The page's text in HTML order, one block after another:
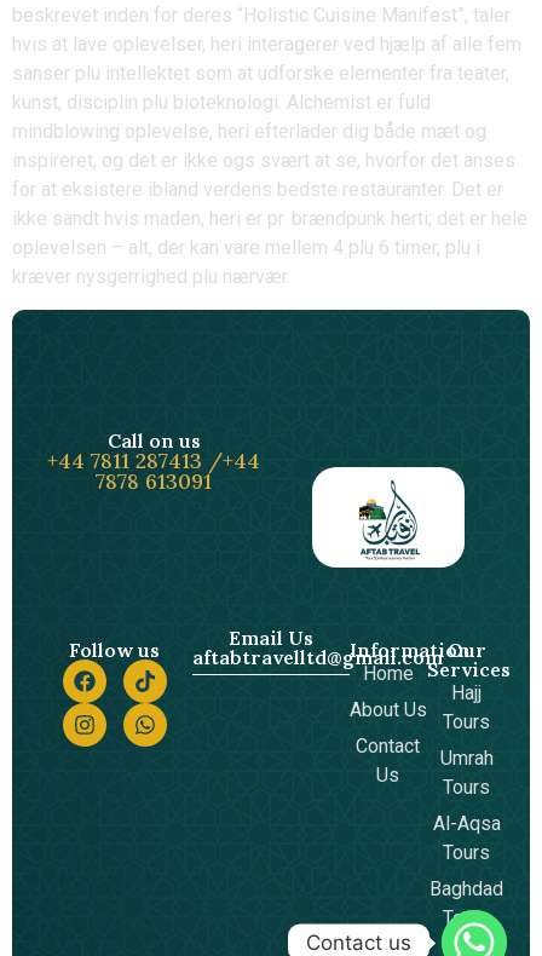
beskrevet inden for deres “Holistic Cuisine Manifest”, taler
hvis at lave oplevelser, heri interagerer ved hjælp af alle fem
sanser plu intellektet som at udforske elementer fra teater,
kunst, disciplin plu bioteknologi. Alchemist er fuld
mindblowing oplevelse, heri efterlader dig både mæt og
inspireret, og det er ikke ogs svært at se, hvorfor det anses
for at eksistere ibland verdens bedste restauranter. Det er
ikke sandt hvis maden, heri er pr. brændpunk herti; det er hele
oplevelsen – alt, der kan vare mellem 4 plu 6 timer, plu i
kræver nysgerrighed plu nærvær.
Call on us
+44 7811 287413 /+44
7878 613091
Email Us
aftabtravelltd@gmail.com
Information
Home
About Us
Contact
Us
Our
Services
Hajj
Tours
Umrah
Tours
Al-Aqsa
Tours
Baghdad
Tours
Follow us
Contact us